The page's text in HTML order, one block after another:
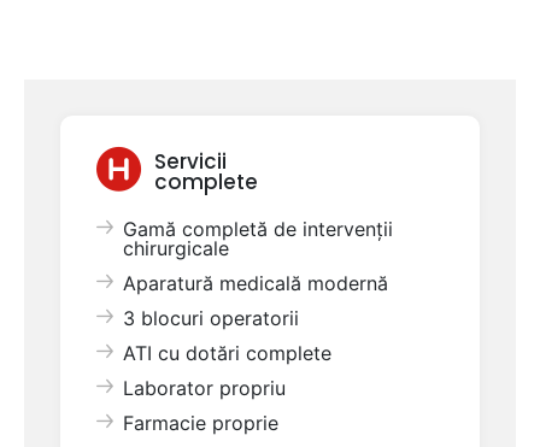
Servicii
complete
Gamă completă de intervenții
chirurgicale
Aparatură medicală modernă
3 blocuri operatorii
ATI cu dotări complete
Laborator propriu
Farmacie proprie